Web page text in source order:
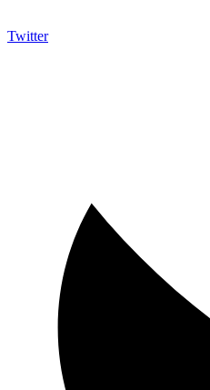
Twitter